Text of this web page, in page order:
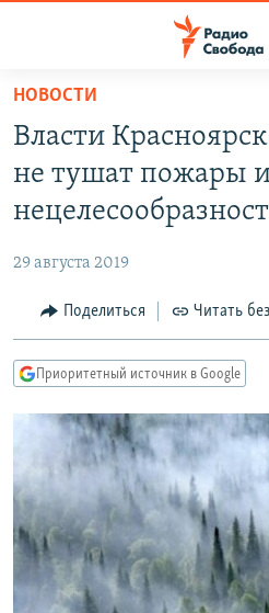
упрощенного
доступа
основному
Вернутся
Вернутся
АВТОРСКИЕ ПРОЕКТЫ
МНЕНИЯ
КУЛЬТУРА
КАВКАЗ.РЕАЛИИ
СЕВЕР.РЕАЛИИ
СИБИРЬ.РЕАЛИИ
РАСПИСАНИЕ ВЕЩАНИЯ
ПОДПИШИТЕСЬ НА
СОЦИАЛЬНЫЕ СЕТИ
НОВОСТИ
Власти
не тушат пожары
29 августа 2019
Поделиться Читать
Приоритетный источник в Google